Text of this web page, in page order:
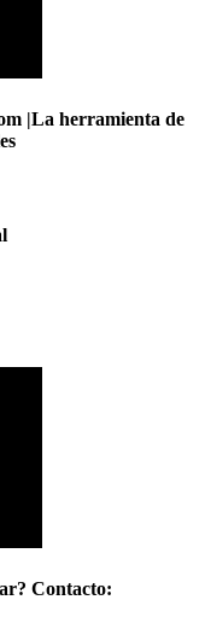
|La herramienta de
Contacto: